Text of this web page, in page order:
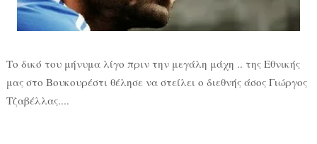
Το δικό του μήνυμα λίγο πριν την μεγάλη μάχη .. της Εθνικής
μας στο Βουκουρέστι θέλησε να στείλει ο διεθνής άσος Γιώργος
Τζαβέλλας....